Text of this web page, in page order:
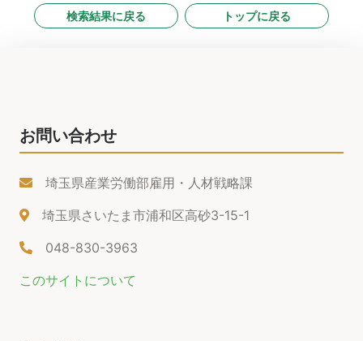
検索結果に戻る トップに戻る
お問い合わせ
埼玉県産業労働部雇用・人材戦略課
埼玉県さいたま市浦和区高砂3-15-1
048-830-3963
このサイトについて